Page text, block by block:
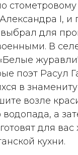
I, и
для
В
поэт Расул
в
возле
а
для вас
кухни.